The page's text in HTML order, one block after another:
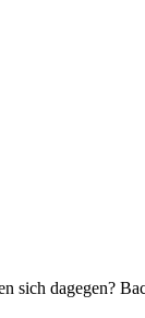
dagegen?